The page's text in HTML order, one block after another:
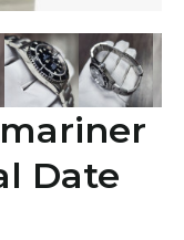
Date